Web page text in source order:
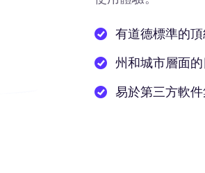
有道德標準的
州和城市層面
易於第三方軟